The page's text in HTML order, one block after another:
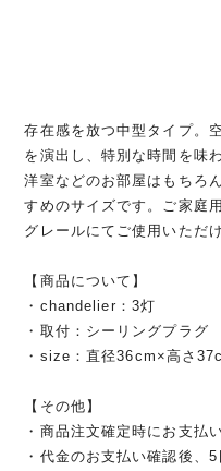
存在感を放つ中型タイプ。
を演出し、特別な時間を味
洋室などのお部屋はもちろ
すめのサイズです。ご家庭
グレールにてご使用いただけ
【商品について】
・chandelier：3灯
・取付：シーリングプラグ
・size：直径36cm×高さ
【その他】
・商品注文確定時にお支払
・代金のお支払い確認後、